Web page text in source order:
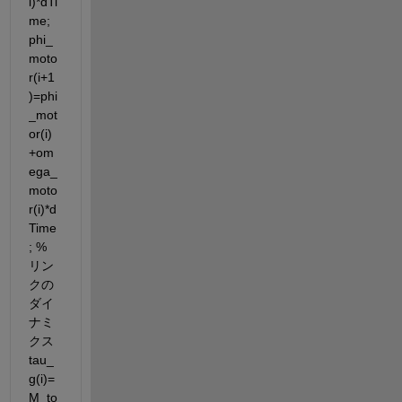
me;
phi_
moto
r(i+1
)=phi
_mot
or(i)
+om
ega_
moto
r(i)*d
Time
; %
リン
クの
ダイ
ナミ
クス
tau_
g(i)=
M_to